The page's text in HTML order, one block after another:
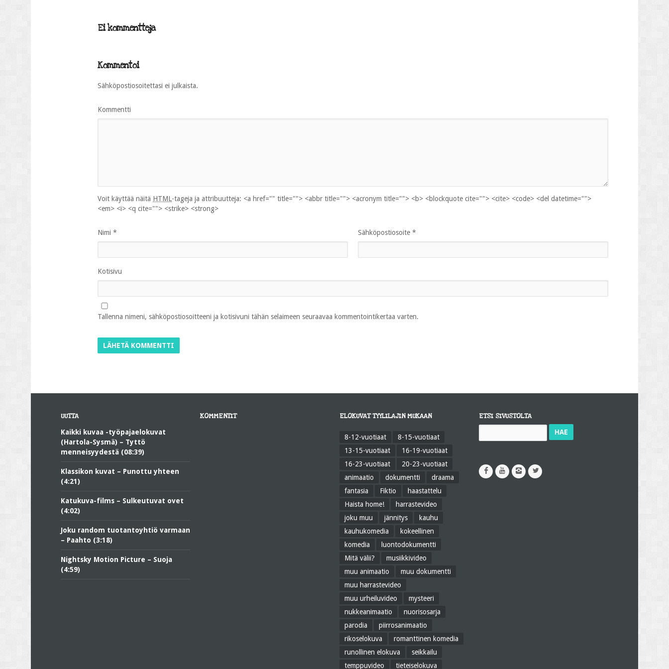
Ei kommentteja
Kommentoi
Sähköpostiosoitettasi ei julkaista.
Kommentti
Voit käyttää näitä HTML-tageja ja attribuutteja: <a href="" title=""> <abbr title=""> <acronym title=""> <b> <blockquote cite=""> <cite> <code> <del datetime="">
<em> <i> <q cite=""> <strike> <strong>
Nimi * Sähköpostiosoite *
Kotisivu
Tallenna nimeni, sähköpostiosoitteeni ja kotisivuni tähän selaimeen seuraavaa kommentointikertaa varten.
UUTTA
Kaikki kuvaa -työpajaelokuvat
(Hartola-Sysmä) – Tyttö
menneisyydestä (08:39)
Klassikon kuvat – Punottu yhteen
(4:21)
Katukuva-films – Sulkeutuvat ovet
(4:02)
Joku random tuotantoyhtiö varmaan
– Paahto (3:18)
Nightsky Motion Picture – Suoja
(4:59)
KOMMENTIT ELOKUVAT TYYLILAJIN MUKAAN
8-12-vuotiaat
8-15-vuotiaat
13-15-vuotiaat
16-19-vuotiaat
16-23-vuotiaat
20-23-vuotiaat
animaatio
dokumentti
draama
fantasia
Fiktio
haastattelu
Haista home!
harrastevideo
joku muu
jännitys
kauhu
kauhukomedia
kokeellinen
komedia
luontodokumentti
Mitä välii?
musiikkivideo
muu animaatio
muu dokumentti
muu harrastevideo
muu urheiluvideo
mysteeri
nukkeanimaatio
nuorisosarja
parodia
piirrosanimaatio
rikoselokuva
romanttinen komedia
runollinen elokuva
seikkailu
temppuvideo
tieteiselokuva
ETSI SIVUSTOLTA